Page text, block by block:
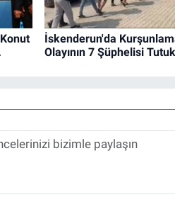
İskenderun'da
Olayının 7 Şüphelisi